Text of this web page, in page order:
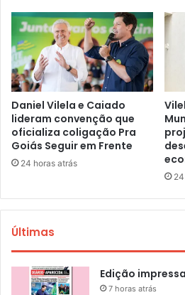
Daniel Vilela e Caiado
lideram convenção que
oficializa coligação Pra
Goiás Seguir em Frente
24 horas atrás
Últimas
Edição
7 horas atrás